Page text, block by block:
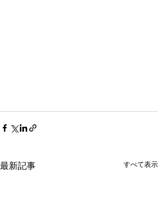
最新記事 すべて表示